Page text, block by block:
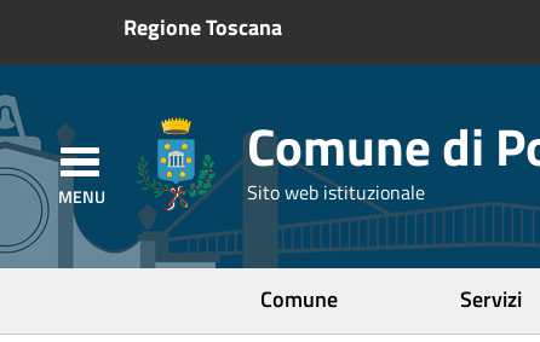
Regione Toscana
Comune di
Sito web istituzionale
Comune Servizi